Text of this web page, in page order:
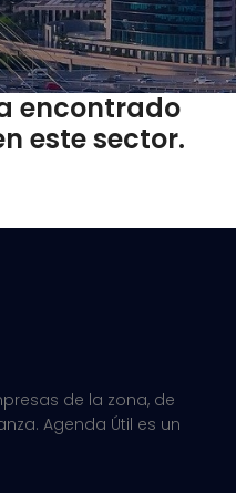
encontrado
este sector.
de la zona, de
Agenda Útil es un